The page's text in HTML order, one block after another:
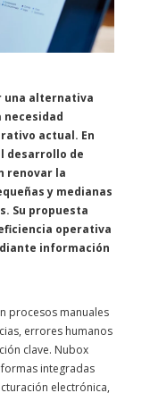
una alternativa
necesidad
actual. En
desarrollo de
renovar la
y medianas
Su propuesta
operativa
información
procesos manuales
errores humanos
clave. Nubox
integradas
electrónica,